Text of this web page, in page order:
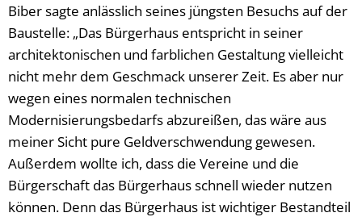
Biber sagte anlässlich seines jüngsten Besuchs auf der
Baustelle: „Das Bürgerhaus entspricht in seiner
architektonischen und farblichen Gestaltung vielleicht
nicht mehr dem Geschmack unserer Zeit. Es aber nur
wegen eines normalen technischen
Modernisierungsbedarfs abzureißen, das wäre aus
meiner Sicht pure Geldverschwendung gewesen.
Außerdem wollte ich, dass die Vereine und die
Bürgerschaft das Bürgerhaus schnell wieder nutzen
können. Denn das Bürgerhaus ist wichtiger Bestandteil